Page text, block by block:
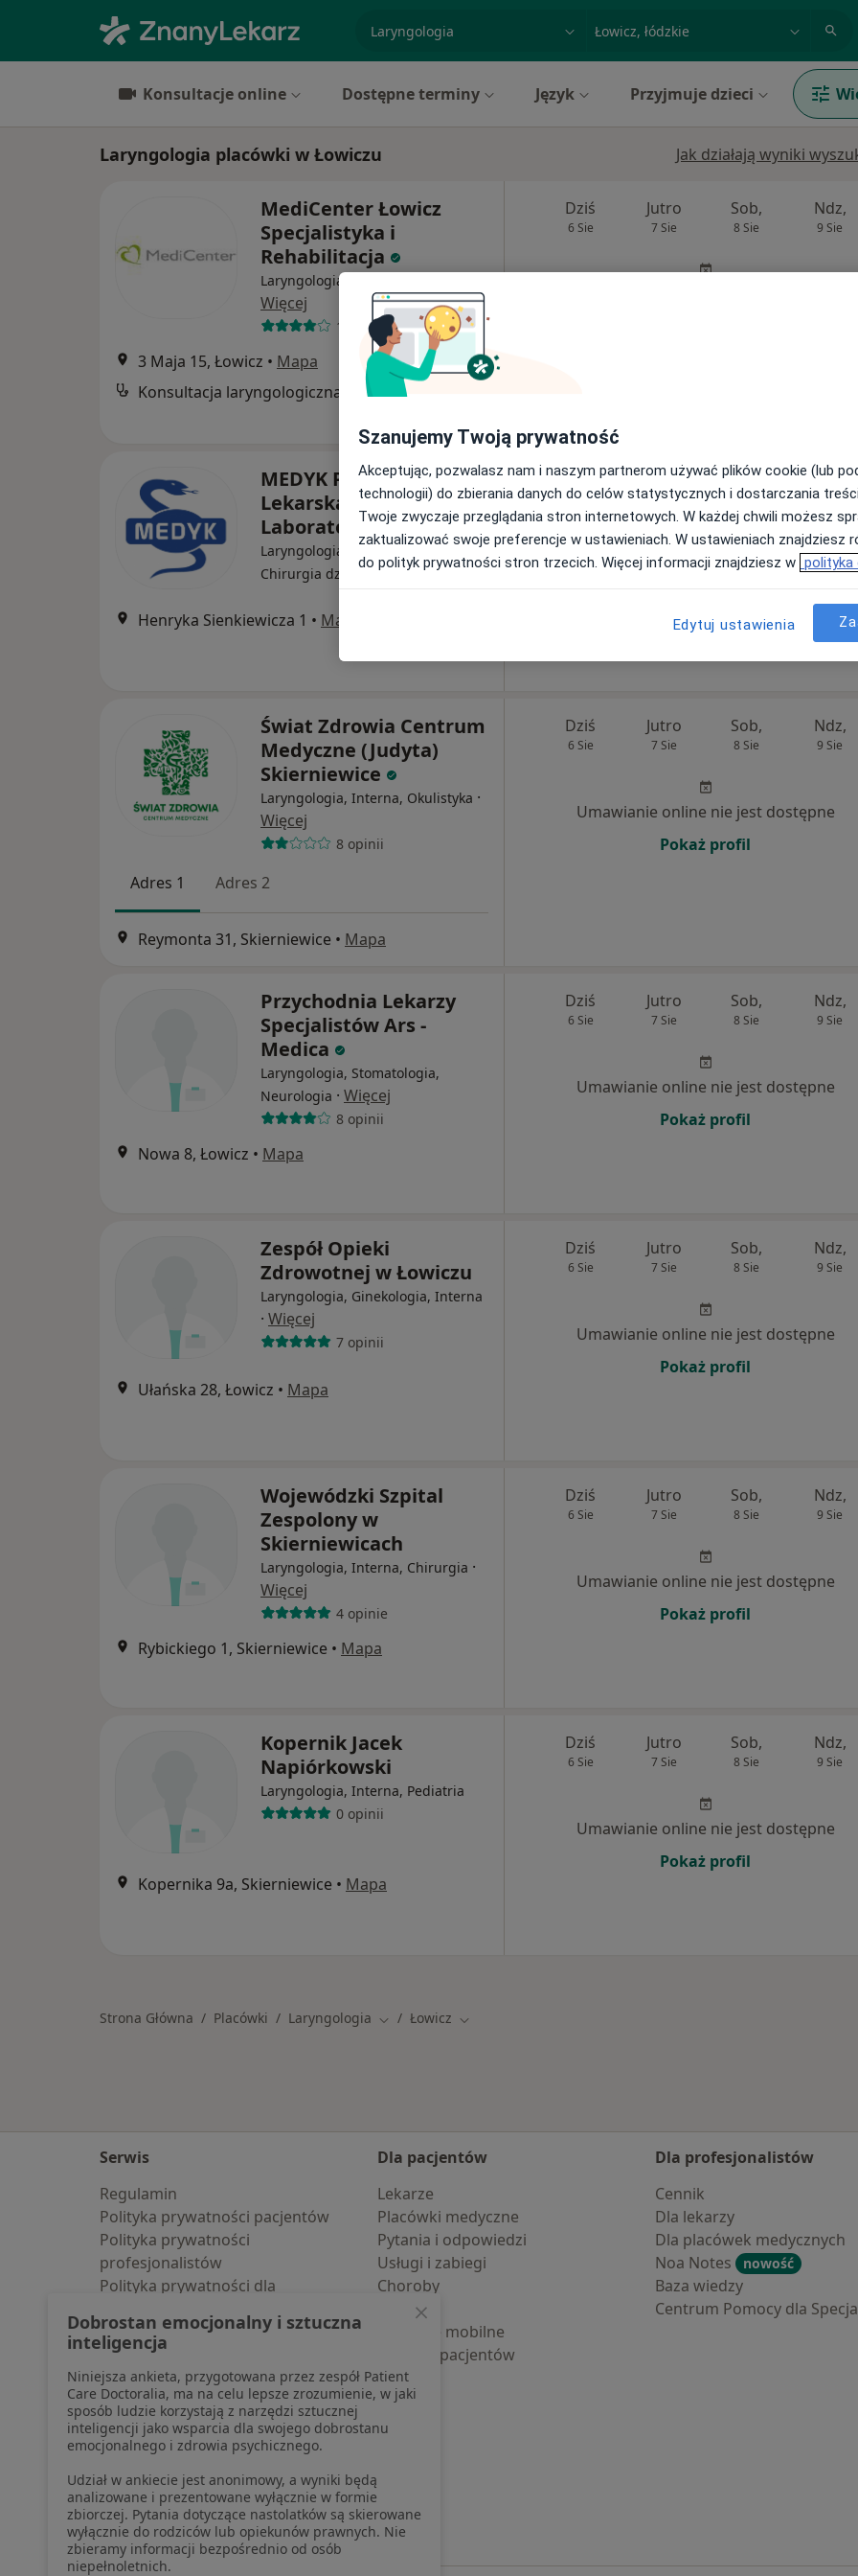
miasto lub dzielnica
Konsultacje online Dostępne terminy Język Przyjmuje dzieci
Laryngologia placówki w Łowiczu Jak działają wyniki
MediCenter Łowicz
Specjalistyka i
Rehabilitacja
Laryngologia, Ortopedia, Interna
Więcej
18 opinii
3 Maja 15, Łowicz • Mapa
Konsultacja laryngologiczna
Dziś
6 Sie
Jutro
7 Sie
Sob,
8 Sie
Ndz,
9 Sie
MEDYK Przychodnia
Lekarska i
Laboratorium
Laryngologia, Alergologia,
Chirurgia dziecięca·Więcej
Henryka Sienkiewicza 1 • Mapa
Dziś
6 Sie
Jutro
7 Sie
Sob,
8 Sie
Ndz,
9 Sie
Umawianie online nie jest dostępne
Świat Zdrowia Centrum
Medyczne (Judyta)
Skierniewice
Laryngologia, Interna, Okulistyka ·
Więcej
8 opinii
Adres 1 Adres 2
Reymonta 31, Skierniewice • Mapa
Dziś
6 Sie
Jutro
7 Sie
Sob,
8 Sie
Ndz,
9 Sie
Umawianie online nie jest dostępne
Pokaż profil
Przychodnia Lekarzy
Specjalistów Ars -
Medica
Laryngologia, Stomatologia,
Neurologia · Więcej
8 opinii
Nowa 8, Łowicz • Mapa
Dziś
6 Sie
Jutro
7 Sie
Sob,
8 Sie
Ndz,
9 Sie
Umawianie online nie jest dostępne
Pokaż profil
Zespół Opieki
Zdrowotnej w Łowiczu
Laryngologia, Ginekologia, Interna
· Więcej
7 opinii
Ułańska 28, Łowicz • Mapa
Dziś
6 Sie
Jutro
7 Sie
Sob,
8 Sie
Ndz,
9 Sie
Umawianie online nie jest dostępne
Pokaż profil
Wojewódzki Szpital
Zespolony w
Skierniewicach
Laryngologia, Interna, Chirurgia ·
Więcej
4 opinie
Rybickiego 1, Skierniewice • Mapa
Dziś
6 Sie
Jutro
7 Sie
Sob,
8 Sie
Ndz,
9 Sie
Umawianie online nie jest dostępne
Pokaż profil
Kopernik Jacek
Napiórkowski
Laryngologia, Interna, Pediatria
0 opinii
Kopernika 9a, Skierniewice • Mapa
Dziś
6 Sie
Jutro
7 Sie
Sob,
8 Sie
Ndz,
9 Sie
Umawianie online nie jest dostępne
Pokaż profil
Strona Główna Placówki Laryngologia Zmień miasto
Łowicz Zmień miasto
Serwis
Regulamin
Polityka prywatności pacjentów
Polityka prywatności
profesjonalistów
Polityka prywatności dla
pozyskaliśmy samodzielnie
Polityka cookies
Jak działają wyniki wyszukiwania
Dostępność
O nas
Praca Rekrutujemy!
Partnerzy
Centrum prasowe
Kontakt
Dla pacjentów
Lekarze
Placówki medyczne
Pytania i odpowiedzi
Usługi i zabiegi
Choroby
Pomoc
Aplikacje mobilne
Blog dla pacjentów
Dla profesjonalistów
Cennik
Dla lekarzy
Dla placówek medycznych
Noa Notes
nowość
Baza wiedzy
Centrum Pomocy dla
Szanujemy Twoją prywatność
Akceptując, pozwalasz nam i naszym partnerom używać plików cookie (lub
technologii) do zbierania danych do celów statystycznych i dostarczania
Twoje zwyczaje przeglądania stron internetowych. W każdej chwili możesz
zaktualizować swoje preferencje w ustawieniach. W ustawieniach znajdziesz
do polityk prywatności stron trzecich. Więcej informacji znajdziesz w polityka
Edytuj ustawienia
Dobrostan emocjonalny i sztuczna
inteligencja
Niniejsza ankieta, przygotowana przez zespół Patient
Care Doctoralia, ma na celu lepsze zrozumienie, w jaki
sposób ludzie korzystają z narzędzi sztucznej
inteligencji jako wsparcia dla swojego dobrostanu
emocjonalnego i zdrowia psychicznego.
Udział w ankiecie jest anonimowy, a wyniki będą
analizowane i prezentowane wyłącznie w formie
zbiorczej. Pytania dotyczące nastolatków są skierowane
wyłącznie do rodziców lub opiekunów prawnych. Nie
zbieramy informacji bezpośrednio od osób
niepełnoletnich.